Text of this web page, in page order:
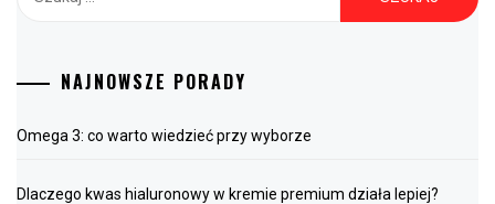
NAJNOWSZE PORADY
Omega 3: co warto wiedzieć przy wyborze
Dlaczego kwas hialuronowy w kremie premium działa lepiej?